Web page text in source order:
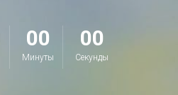
00
Минуты
00
Секунды